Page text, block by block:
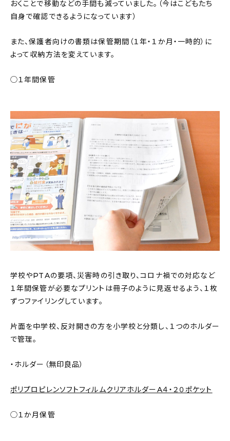
おくことで移動などの手間も減っていました。（今はこどもたち
自身で確認できるようになっています）
また、保護者向けの書類は保管期間（１年・１か月・一時的）に
よって収納方法を変えています。
◯１年間保管
学校やPTAの要項、災害時の引き取り、コロナ禍での対応など
１年間保管が必要なプリントは冊子のように見返せるよう、１枚
ずつファイリングしています。
片面を中学校、反対開きの方を小学校と分類し、１つのホルダー
で管理。
・ホルダー（無印良品）
ポリプロピレンソフトフィルムクリアホルダーA４・２０ポケット
◯１か月保管